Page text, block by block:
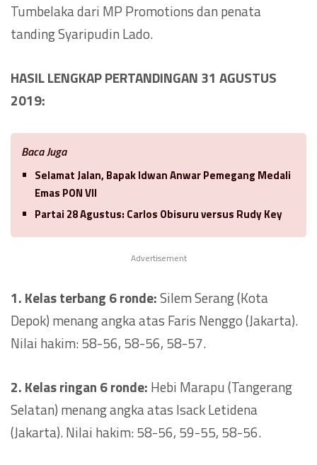
Tumbelaka dari MP Promotions dan penata
tanding Syaripudin Lado.
HASIL LENGKAP PERTANDINGAN 31 AGUSTUS
2019:
Baca Juga
Selamat Jalan, Bapak Idwan Anwar Pemegang Medali
Emas PON VII
Partai 28 Agustus: Carlos Obisuru versus Rudy Key
Advertisement
1. Kelas terbang 6 ronde:Silem Serang (Kota
Depok) menang angka atas Faris Nenggo (Jakarta).
Nilai hakim: 58-56, 58-56, 58-57.
2. Kelas ringan 6 ronde: Hebi Marapu (Tangerang
Selatan) menang angka atas Isack Letidena
(Jakarta). Nilai hakim: 58-56, 59-55, 58-56.